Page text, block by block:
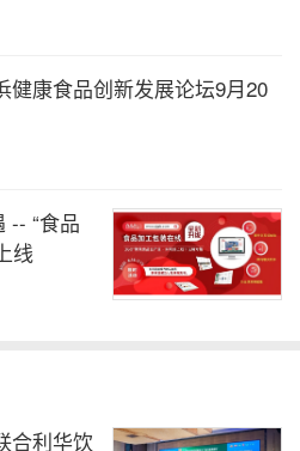
健康食品创新发展论坛9月20
-- “食品
线
合利华饮